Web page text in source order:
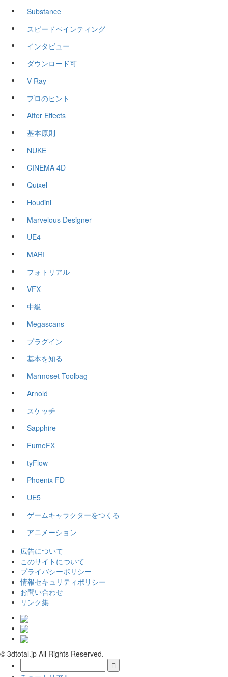
Substance
スピードペインティング
インタビュー
ダウンロード可
V-Ray
プロのヒント
After Effects
基本原則
NUKE
CINEMA 4D
Quixel
Houdini
Marvelous Designer
UE4
MARI
フォトリアル
VFX
中級
Megascans
プラグイン
基本を知る
Marmoset Toolbag
Arnold
スケッチ
Sapphire
FumeFX
tyFlow
Phoenix FD
UE5
ゲームキャラクターをつくる
アニメーション
広告について
このサイトについて
プライバシーポリシー
情報セキュリティポリシー
お問い合わせ
リンク集
© 3dtotal.jp All Rights Reserved.